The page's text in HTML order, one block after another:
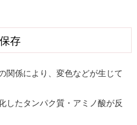
存
関係により、変色などが生じて
したタンパク質・アミノ酸が反